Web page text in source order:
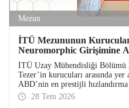
Mezun
İTÜ Mezununun
Neuromorphic Girişimine
Desteği
İTÜ Uzay Mühendisliği Bölümü
Tezer’in kurucuları arasında
ABD’nin en prestijli
2026 yaz dönemine kabul edildi.
aldı.
28 Tem 2026